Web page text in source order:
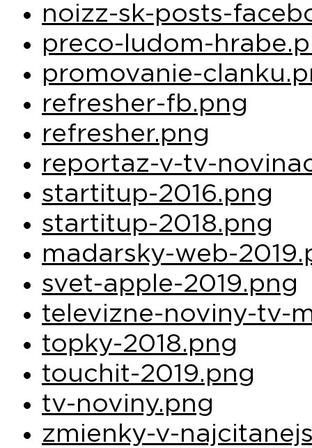
noizz-sk-posts-
preco-ludom-
promovanie-
refresher-fb.png
refresher.png
reportaz-v-tv-
startitup-2016.png
startitup-2018.png
madarsky-web-
svet-apple-2019.png
televizne-noviny-tv-
topky-2018.png
touchit-2019.png
tv-noviny.png
zmienky-v-